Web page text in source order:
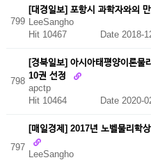
799
[대경일보] 포항시 과학자와의
LeeSangho
Hit 10467
Date 2018-
798
[경북일보] 아시아태평양이론물
10권 선정
apctp
Hit 10464 Date 2020-
797
[매일경제] 2017년 노벨물리학
LeeSangho